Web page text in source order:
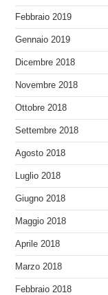
Febbraio 2019
Gennaio 2019
Dicembre 2018
Novembre 2018
Ottobre 2018
Settembre 2018
Agosto 2018
Luglio 2018
Giugno 2018
Maggio 2018
Aprile 2018
Marzo 2018
Febbraio 2018